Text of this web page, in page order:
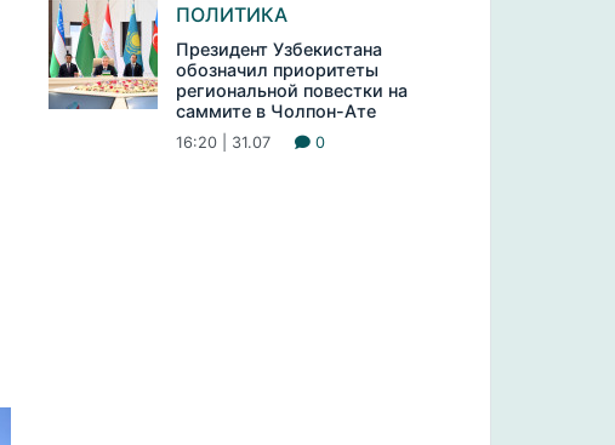
ПОЛИТИКА
Президент Узбекистана
обозначил приоритеты
региональной повестки на
саммите в Чолпон-Ате
16:20 | 31.07 0